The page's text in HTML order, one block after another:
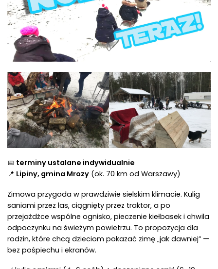
📅 terminy ustalane indywidualnie
📍 Lipiny, gmina Mrozy (ok. 70 km od Warszawy)
Zimowa przygoda w prawdziwie sielskim klimacie. Kulig
saniami przez las, ciągnięty przez traktor, a po
przejażdżce wspólne ognisko, pieczenie kiełbasek i chwila
odpoczynku na świeżym powietrzu. To propozycja dla
rodzin, które chcą dzieciom pokazać zimę „jak dawniej” —
bez pośpiechu i ekranów.